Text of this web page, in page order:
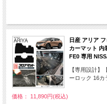
日産 アリア
カーマット 内
FE0 専用
【専用設計】
ーロック 16カ
価格： 11,890円(税込)